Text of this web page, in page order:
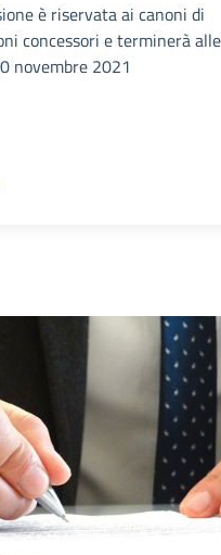
è riservata ai canoni di
concessori e terminerà
novembre 2021